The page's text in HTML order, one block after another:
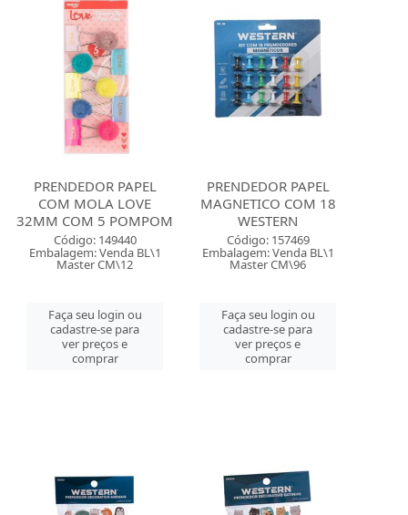
PRENDEDOR PAPEL
COM MOLA LOVE
32MM COM 5 POMPOM
Código: 149440
Embalagem: Venda BL\1
Master CM\12
Faça seu login ou
cadastre-se para
ver preços e
comprar
PRENDEDOR PAPEL
MAGNETICO COM 18
WESTERN
Código: 157469
Embalagem: Venda BL\1
Master CM\96
Faça seu login ou
cadastre-se para
ver preços e
comprar